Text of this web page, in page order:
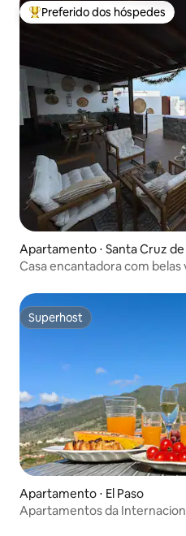
Entre os melhores preferidos
Preferido dos hóspedes
Apartamento ⋅ Santa Cruz de
Casa encantadora com belas
Superhost
Superhost
Apartamento ⋅ El Paso
Apartamentos da